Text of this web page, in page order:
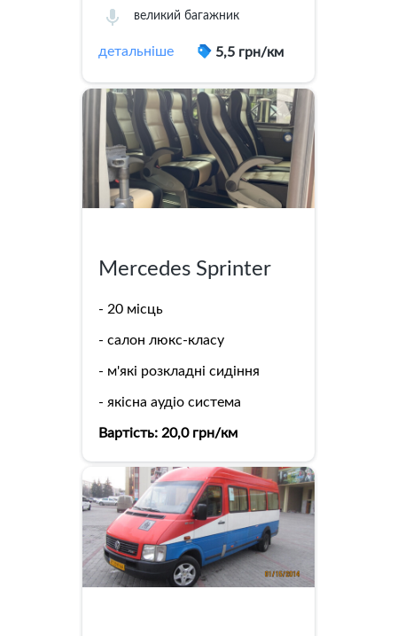
великий багажник
детальніше 5,5 грн/км
Merсedes Sprinter
- 20 місць
- салон люкс-класу
- м'які розкладні сидіння
- якісна аудіо система
Вартість: 20,0 грн/км
детальніше 20 грн/км